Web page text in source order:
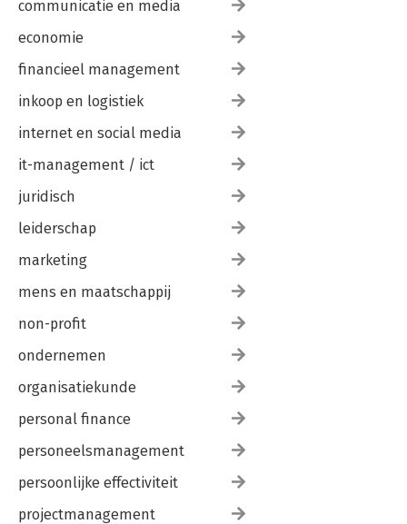
communicatie en media
economie
financieel management
inkoop en logistiek
internet en social media
it-management / ict
juridisch
leiderschap
marketing
mens en maatschappij
non-profit
ondernemen
organisatiekunde
personal finance
personeelsmanagement
persoonlijke effectiviteit
projectmanagement